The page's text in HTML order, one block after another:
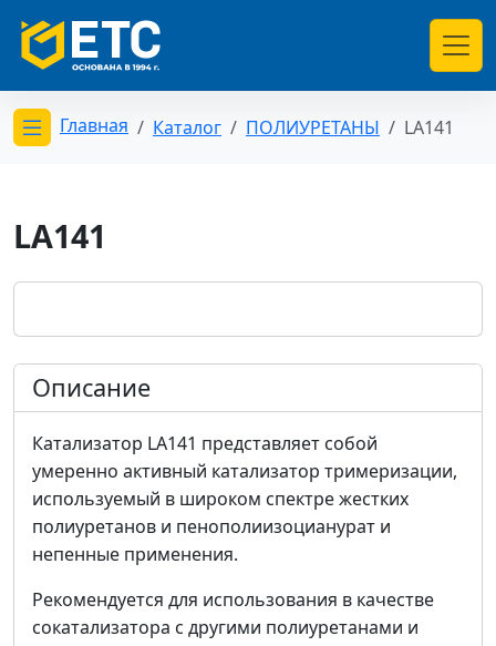
Открыть меню категорий
Главная Каталог ПОЛИУРЕТАНЫ LA141
LA141
Описание
Катализатор LA141 представляет собой
умеренно активный катализатор тримеризации,
используемый в широком спектре жестких
полиуретанов и пенополиизоцианурат и
непенные применения.
Рекомендуется для использования в качестве
сокатализатора с другими полиуретанами и